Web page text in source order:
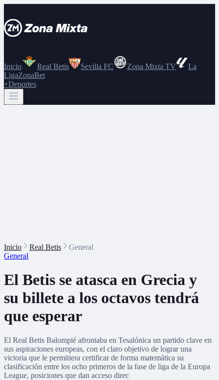
Inicio Real Betis Sevilla FC Zona Mixta TV
La
LigaZonaBet
+Deportes
Inicio Real Betis
General
General
El Betis se atasca en Grecia y
su billete a los octavos tendrá
que esperar
El Real Betis Balompié afrontaba en Tesalónica un partido clave en
sus aspiraciones europeas, con el claro objetivo de lograr una
victoria que le permitiera certificar de forma matemática su
clasificación entre los ocho primeros de la fase de liga de la Europa
League, posiciones que dan acceso direc